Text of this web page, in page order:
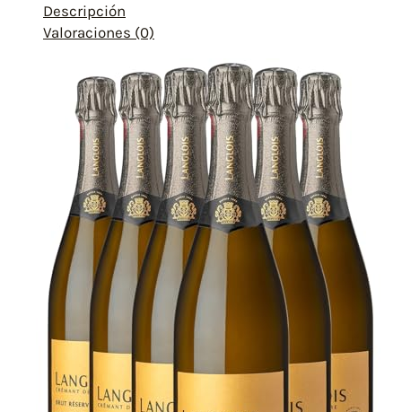
Descripción
Valoraciones (0)